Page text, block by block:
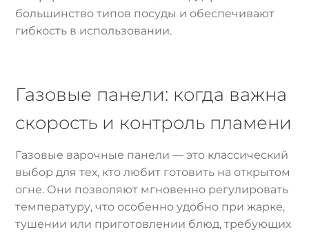
большинство типов посуды и обеспечивают
гибкость в использовании.
Газовые панели: когда важна
скорость и контроль пламени
Газовые варочные панели — это классический
выбор для тех, кто любит готовить на открытом
огне. Они позволяют мгновенно регулировать
температуру, что особенно удобно при жарке,
тушении или приготовлении блюд, требующих